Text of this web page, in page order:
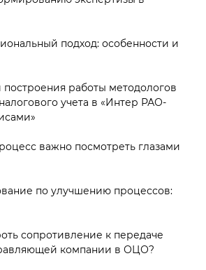
подход: особенности и
работы методологов
учета в «Интер РАО-
важно посмотреть глазами
по улучшению процессов:
сопротивление к передаче
компании в ОЦО?